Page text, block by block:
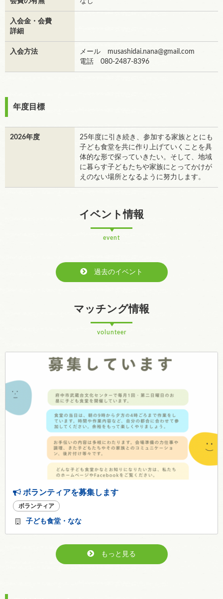
入会金・会費
詳細
入会方法
メール musashidai.nana@gmail.com
電話 080-2487-8396
年度目標
2026年度
25年度に引き続き、参加する家族ととにも
子ども食堂を共に作り上げていくことを具
体的な形で探っていきたい。そして、地域
に暮らす子どもたちや家族にとってかけが
えのない場所となるように努力します。
イベント情報
event
過去のイベント
マッチング情報
volunteer
ボランティアを募集します
ボランティア
子ども食堂・なな
もっと見る